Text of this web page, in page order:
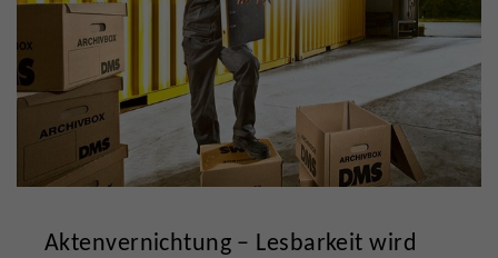
Aktenvernichtung – Lesbarkeit wird